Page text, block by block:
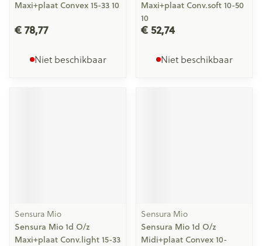
Maxi+plaat Convex 15-33 10
€ 78,77
Niet beschikbaar
Maxi+plaat Conv.soft 10-50
10
€ 52,74
Niet beschikbaar
Sensura Mio
Sensura Mio 1d O/z
Maxi+plaat Conv.light 15-33
Sensura Mio
Sensura Mio 1d O/z
Midi+plaat Convex 10-